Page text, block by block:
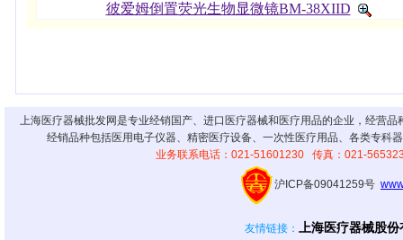
彼爱姆倒置荧光生物显微镜BM-38XIID
上海医疗器械批发网是专业经销国产、进口医疗器械和医疗用品的企业，经营
经销品种包括医用电子仪器、精密医疗设备、一次性医疗用品、各类专科
业务联系电话：021-51601230 传真：021-
沪ICP备09041259号
友情链接 ： 上海医疗器械股